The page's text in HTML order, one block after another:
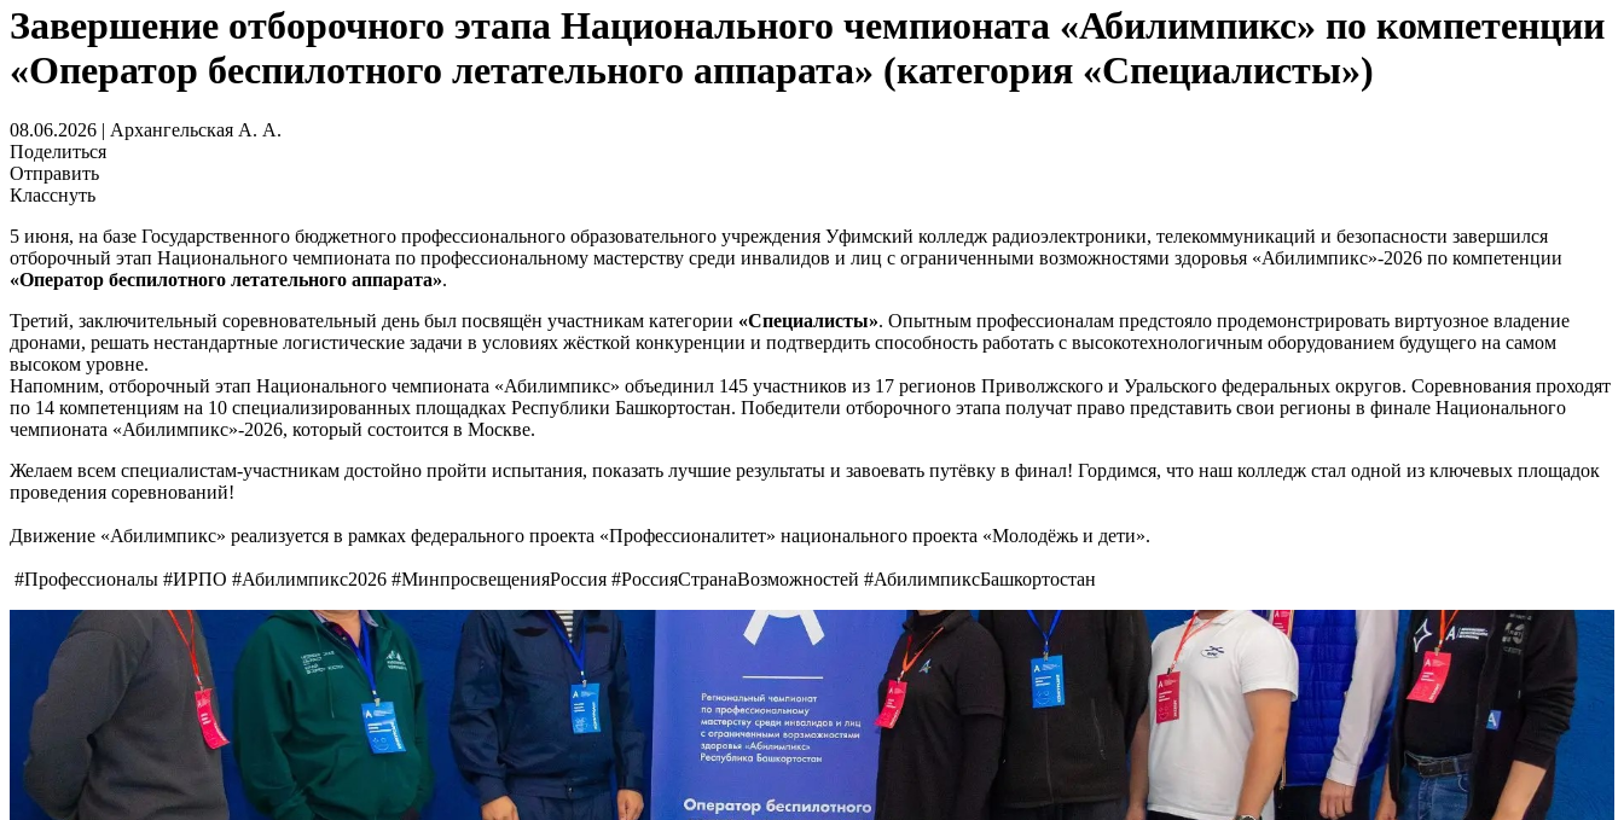
Завершение отборочного этапа Национального чемпионата «Абилимпикс» по компетенции
«Оператор беспилотного летательного аппарата» (категория «Специалисты»)
08.06.2026 | Архангельская А. А.
Поделиться
Отправить
Класснуть
5 июня, на базе Государственного бюджетного профессионального образовательного учреждения Уфимский колледж радиоэлектроники, телекоммуникаций и безопасности завершился
отборочный этап Национального чемпионата по профессиональному мастерству среди инвалидов и лиц с ограниченными возможностями здоровья «Абилимпикс»-2026 по компетенции
«Оператор беспилотного летательного аппарата».
Третий, заключительный соревновательный день был посвящён участникам категории «Специалисты». Опытным профессионалам предстояло продемонстрировать виртуозное владение
дронами, решать нестандартные логистические задачи в условиях жёсткой конкуренции и подтвердить способность работать с высокотехнологичным оборудованием будущего на самом
высоком уровне.
Напомним, отборочный этап Национального чемпионата «Абилимпикс» объединил 145 участников из 17 регионов Приволжского и Уральского федеральных округов. Соревнования проходят
по 14 компетенциям на 10 специализированных площадках Республики Башкортостан. Победители отборочного этапа получат право представить свои регионы в финале Национального
чемпионата «Абилимпикс»-2026, который состоится в Москве.
Желаем всем специалистам-участникам достойно пройти испытания, показать лучшие результаты и завоевать путёвку в финал! Гордимся, что наш колледж стал одной из ключевых площадок
проведения соревнований!
Движение «Абилимпикс» реализуется в рамках федерального проекта «Профессионалитет» национального проекта «Молодёжь и дети».
#Профессионалы #ИРПО #Абилимпикс2026 #МинпросвещенияРоссия #РоссияСтранаВозможностей #АбилимпиксБашкортостан